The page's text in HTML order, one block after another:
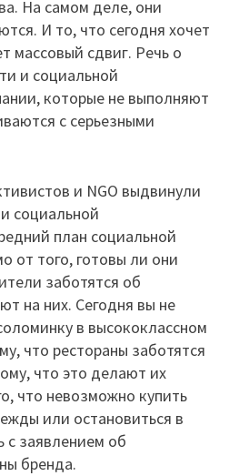
На самом деле, они
И то, что сегодня хочет
массовый сдвиг. Речь о
и социальной
которые не выполняют
с серьезными
и NGO выдвинули
социальной
план социальной
от того, готовы ли они
заботятся об
на них. Сегодня вы не
в высококлассном
что рестораны заботятся
что это делают их
что невозможно купить
или остановиться в
с заявлением об
бренда.